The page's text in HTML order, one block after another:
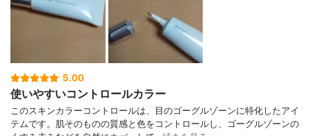
5.00
使いやすいコントロールカラー
このスキンカラーコントロールは、目のゴーグルゾーンに特化したアイ
テムです。肌そのものの質感と色をコントロールし、ゴーグルゾーンの